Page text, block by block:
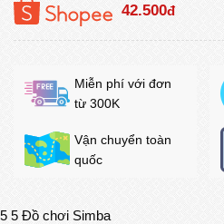
42.500đ
Miễn phí với đơn
từ 300K
Vận chuyển toàn
quốc
5 5 Đồ chơi Simba